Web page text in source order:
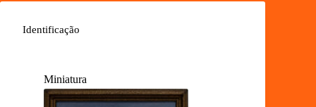
Identificação
Miniatura